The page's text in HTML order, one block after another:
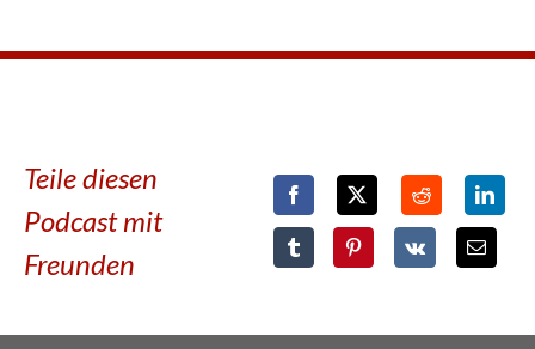
Teile diesen
Podcast mit
Freunden